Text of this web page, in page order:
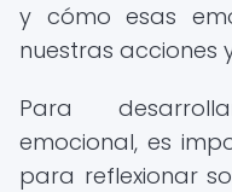
y cómo esas
nuestras acciones
Para
emocional, es
para reflexionar